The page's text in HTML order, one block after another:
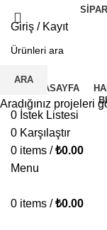
Giriş / Kayıt
İ.K BAŞVURU FORMU
ANASAYFA
0 İstek Listesi
0 Karşılaştır
0 items / ₺0.00
Menu
0 items / ₺0.00
ARA
Aradığınız projeleri